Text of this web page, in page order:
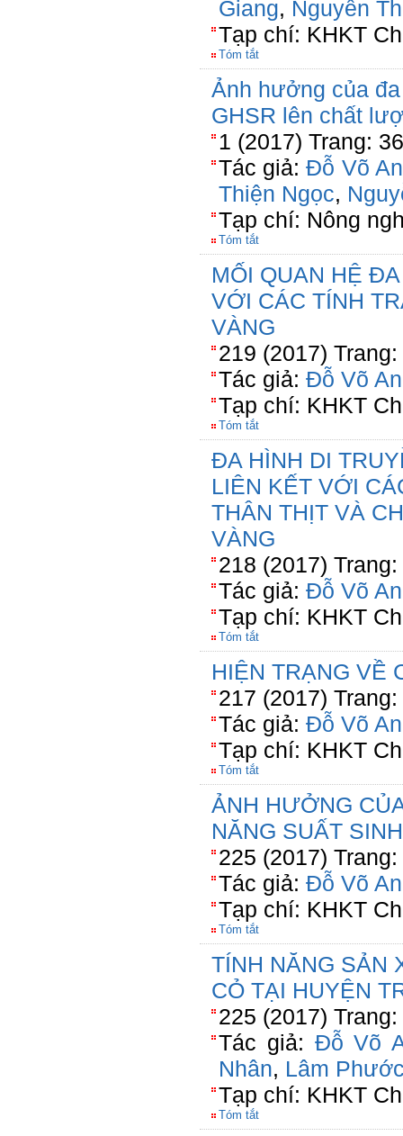
Giang, Nguyễn
Tạp chí: KHKT
Tóm tắt
Ảnh hưởng của
GHSR lên chất
1 (2017) Trang:
Tác giả:Đỗ Võ
Thiện Ngọc,
Tạp chí: Nông
Tóm tắt
MỐI QUAN HỆ
VỚI CÁC TÍNH
VÀNG
219 (2017) Trang:
Tác giả: Đỗ Võ
Tạp chí: KHKT
Tóm tắt
ĐA HÌNH DI
LIÊN KẾT VỚI
THÂN THỊT VÀ
VÀNG
218 (2017) Trang:
Tác giả: Đỗ Võ
Tạp chí: KHKT
Tóm tắt
HIỆN TRẠNG VỀ
217 (2017) Trang:
Tác giả: Đỗ Võ
Tạp chí: KHKT
Tóm tắt
ẢNH HƯỞNG
NĂNG SUẤT
225 (2017) Trang:
Tác giả: Đỗ Võ
Tạp chí: KHKT
Tóm tắt
TÍNH NĂNG SẢN
CỎ TẠI HUYỆN
225 (2017)
Tác giả: Đỗ Võ
Nhân, Lâm
Tạp chí: KHKT
Tóm tắt